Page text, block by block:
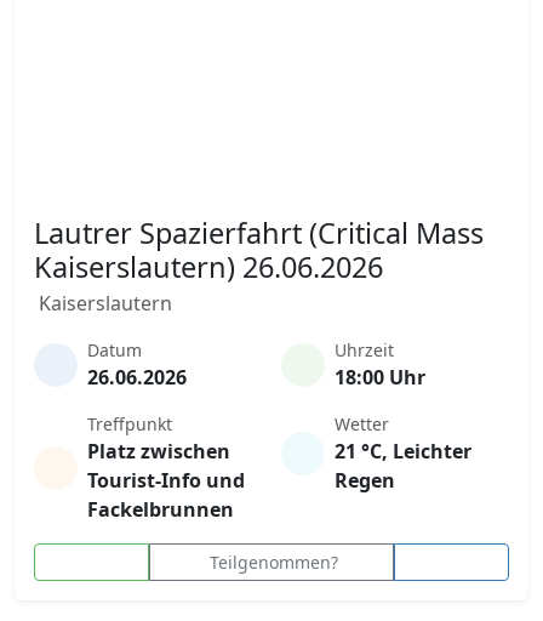
Lautrer Spazierfahrt (Critical Mass
Kaiserslautern) 26.06.2026
Kaiserslautern
Datum
26.06.2026
Uhrzeit
18:00 Uhr
Treffpunkt
Platz zwischen
Tourist-Info und
Fackelbrunnen
Wetter
21 °C, Leichter
Regen
Teilgenommen?